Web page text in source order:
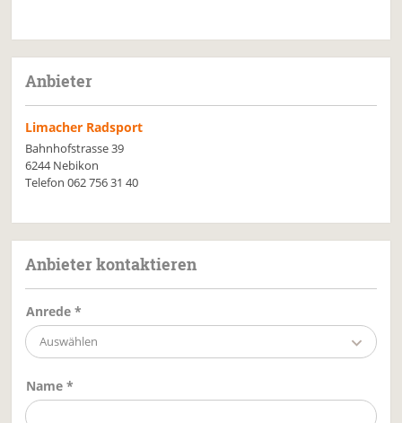
Anbieter
Limacher Radsport
Bahnhofstrasse 39
6244 Nebikon
Telefon 062 756 31 40
Anbieter kontaktieren
Anrede *
Auswählen
Name *